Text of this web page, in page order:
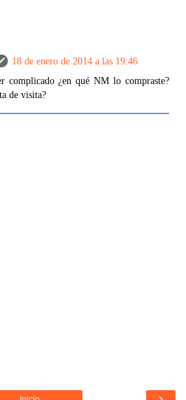
18 de enero de 2014 a las 19:46
complicado ¿en qué NM lo compraste?
de visita?